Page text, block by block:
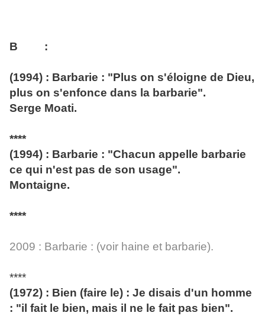
B :
(1994) : Barbarie : "Plus on s'éloigne de Dieu,
plus on s'enfonce dans la barbarie".
Serge Moati.
****
(1994) : Barbarie : "Chacun appelle barbarie
ce qui n'est pas de son usage".
Montaigne.
****
2009 : Barbarie : (voir haine et barbarie).
****
(1972) : Bien (faire le) : Je disais d'un homme
: "il fait le bien, mais il ne le fait pas bien".